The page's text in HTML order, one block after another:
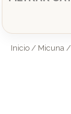
Inicio / Micuna /